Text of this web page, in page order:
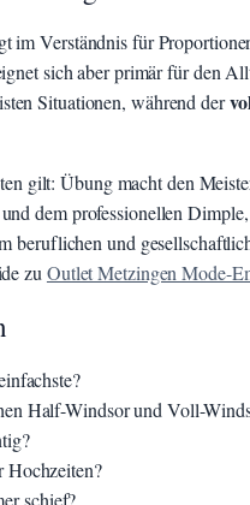
im Verständnis für
sich aber primär für den
Situationen, während der
gilt: Übung macht den
dem professionellen
beruflichen und
zu Outlet Metzingen Mode-
Half-Windsor und Voll-
Hochzeiten?
schief?